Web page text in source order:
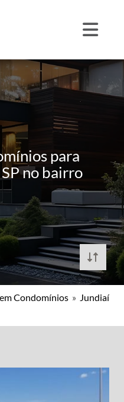
para
no bairro
Condomínios » Jundiaí